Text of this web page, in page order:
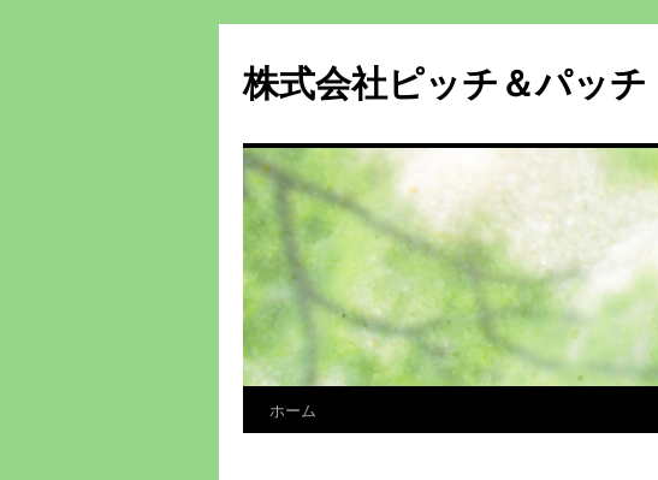
株式会社ピッチ＆パッ
ホーム